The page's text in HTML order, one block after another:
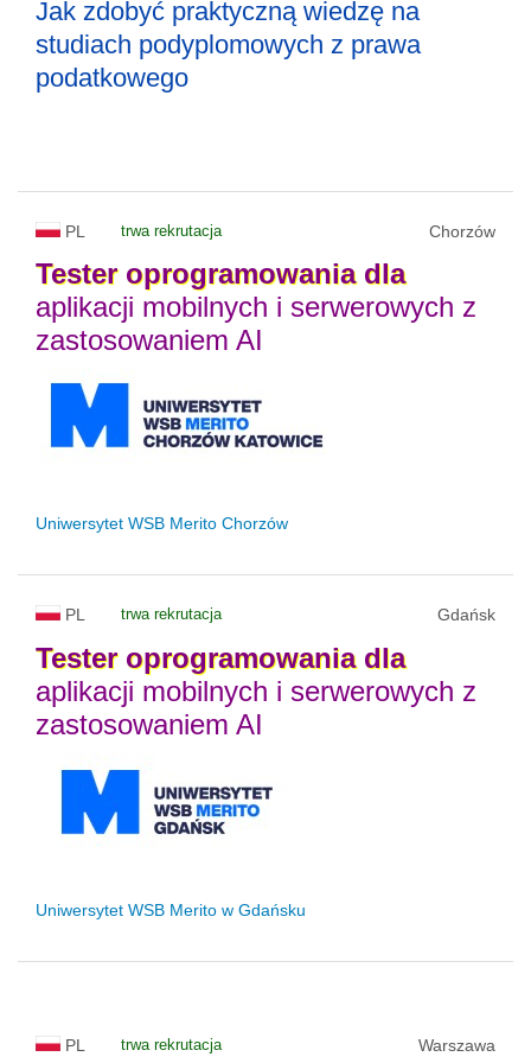
Jak zdobyć praktyczną wiedzę na
studiach podyplomowych z prawa
podatkowego
PL trwa rekrutacja Chorzów
Tester oprogramowania dla
aplikacji mobilnych i serwerowych z
zastosowaniem AI
Uniwersytet WSB Merito Chorzów
PL trwa rekrutacja Gdańsk
Tester oprogramowania dla
aplikacji mobilnych i serwerowych z
zastosowaniem AI
Uniwersytet WSB Merito w Gdańsku
PL trwa rekrutacja Warszawa